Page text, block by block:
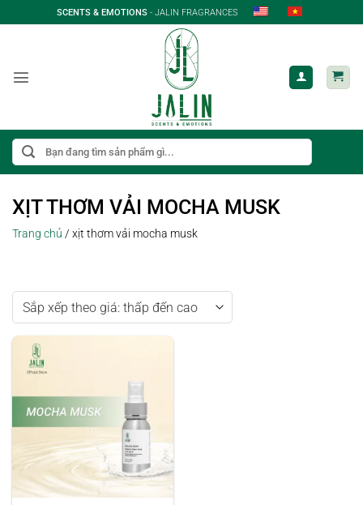
qua
SCENTS & EMOTIONS - JALIN FRAGRANCES
Tìm
kiếm:
XỊT THƠM VẢI MOCHA MUSK
Trang chủ / xịt thơm vải mocha musk